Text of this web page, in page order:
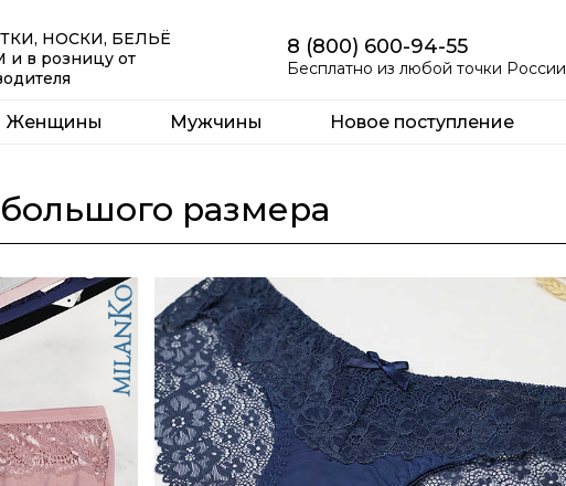
НОСКИ, БЕЛЬЁ
и в розницу от
размера
8 (800) 600-94-55
Бесплатно из любой точки России
Женщины Мужчины Новое поступление